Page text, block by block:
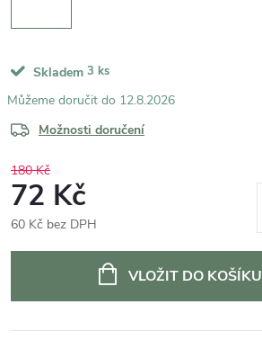
Skladem 3 ks
12.8.2026
Možnosti doručení
180 Kč
72 Kč
60 Kč bez DPH
VLOŽIT DO KOŠÍKU